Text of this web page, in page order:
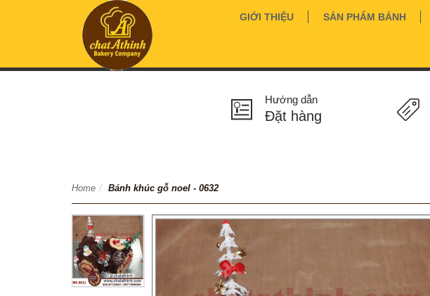
GIỚI THIỆU SẢN PHẨM BÁNH
Hướng dẫn
Đặt hàng
Home / Bánh khúc gỗ noel - 0632